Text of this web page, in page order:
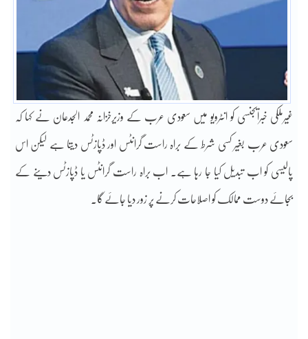
غیرملکی خبرایجنسی کو انٹرویو میں سعودی عرب کے وزیرخزانہ محمد الجدعان نے کہا کہ
سعودی عرب بغیر کسی شرط کے براہ راست گرانٹس اور ڈپازٹس دیتا ہے لیکن اس
پالیسی کو اب تبدیل کیا جا رہا ہے۔ اب براہ راست گرانٹس یا ڈپازٹس دینے کے
بجائے دوست ممالک کو اصلاحات کرنے پر زور دیا جائے گا۔